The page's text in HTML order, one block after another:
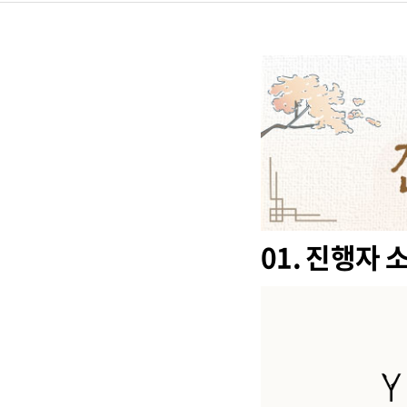
01. 진행자